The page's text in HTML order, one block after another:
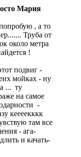
Мария
, а то
Труба от
около метра
!
подвиг -
мойках - ну
... ту
на самое
-
кеееекккк
там все
- ага-
и качать-